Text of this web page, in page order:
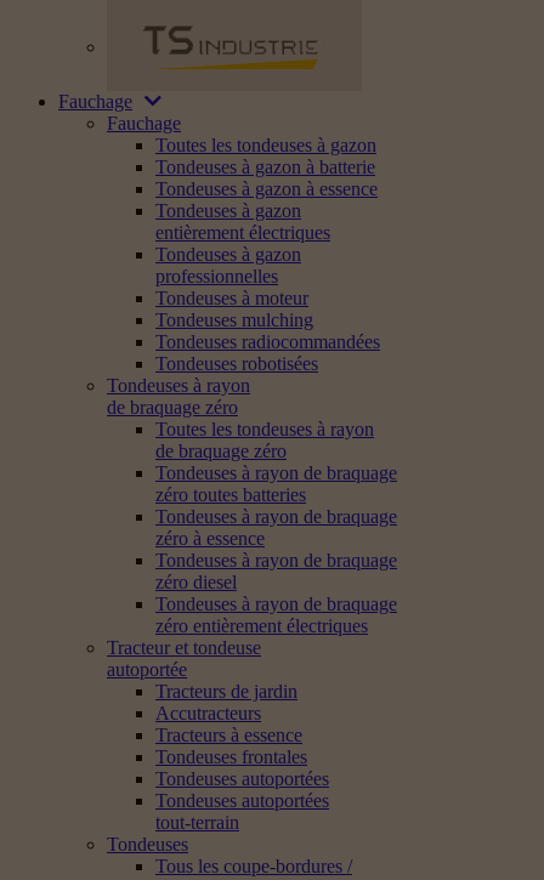
Fauchage
Fauchage
Toutes les tondeuses à gazon
Tondeuses à gazon à batterie
Tondeuses à gazon à essence
Tondeuses à gazon
entièrement électriques
Tondeuses à gazon
professionnelles
Tondeuses à moteur
Tondeuses mulching
Tondeuses radiocommandées
Tondeuses robotisées
Tondeuses à rayon
de braquage zéro
Toutes les tondeuses à rayon
de braquage zéro
Tondeuses à rayon de braquage
zéro toutes batteries
Tondeuses à rayon de braquage
zéro à essence
Tondeuses à rayon de braquage
zéro diesel
Tondeuses à rayon de braquage
zéro entièrement électriques
Tracteur et tondeuse
autoportée
Tracteurs de jardin
Accutracteurs
Tracteurs à essence
Tondeuses frontales
Tondeuses autoportées
Tondeuses autoportées
tout-terrain
Tondeuses
Tous les coupe-bordures /